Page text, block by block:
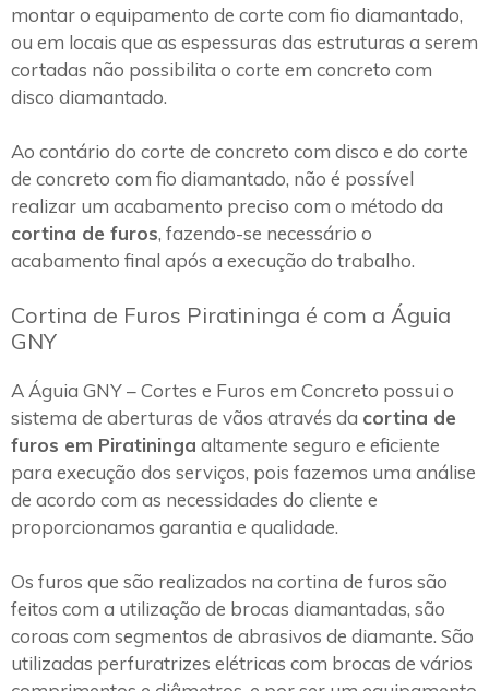
montar o equipamento de corte com fio diamantado,
ou em locais que as espessuras das estruturas a serem
cortadas não possibilita o corte em concreto com
disco diamantado.
Ao contário do corte de concreto com disco e do corte
de concreto com fio diamantado, não é possível
realizar um acabamento preciso com o método da
cortina de furos, fazendo-se necessário o
acabamento final após a execução do trabalho.
Cortina de Furos Piratininga é com a Águia
GNY
A Águia GNY – Cortes e Furos em Concreto possui o
sistema de aberturas de vãos através da cortina de
furos em Piratininga altamente seguro e eficiente
para execução dos serviços, pois fazemos uma análise
de acordo com as necessidades do cliente e
proporcionamos garantia e qualidade.
Os furos que são realizados na cortina de furos são
feitos com a utilização de brocas diamantadas, são
coroas com segmentos de abrasivos de diamante. São
utilizadas perfuratrizes elétricas com brocas de vários